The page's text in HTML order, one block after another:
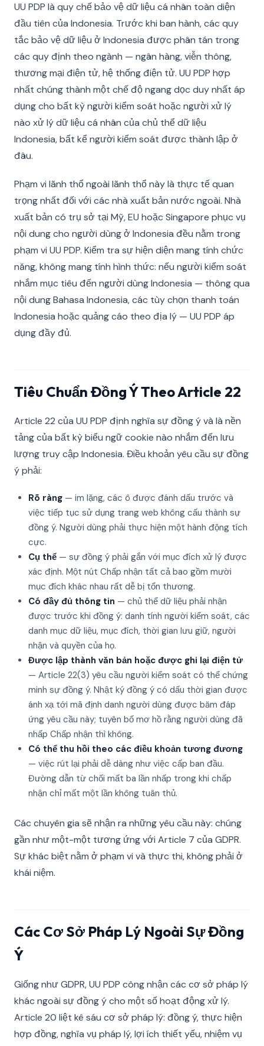
UU PDP là quy chế bảo vệ dữ liệu cá nhân toàn diện
đầu tiên của Indonesia. Trước khi ban hành, các quy
tắc bảo vệ dữ liệu ở Indonesia được phân tán trong
các quy định theo ngành — ngân hàng, viễn thông,
thương mại điện tử, hệ thống điện tử. UU PDP hợp
nhất chúng thành một chế độ ngang dọc duy nhất áp
dụng cho bất kỳ người kiểm soát hoặc người xử lý
nào xử lý dữ liệu cá nhân của chủ thể dữ liệu
Indonesia, bất kể người kiểm soát được thành lập ở
đâu.
Phạm vi lãnh thổ ngoài lãnh thổ này là thực tế quan
trọng nhất đối với các nhà xuất bản nước ngoài. Nhà
xuất bản có trụ sở tại Mỹ, EU hoặc Singapore phục vụ
nội dung cho người dùng ở Indonesia đều nằm trong
phạm vi UU PDP. Kiểm tra sự hiện diện mang tính chức
năng, không mang tính hình thức: nếu người kiểm soát
nhắm mục tiêu đến người dùng Indonesia — thông qua
nội dung Bahasa Indonesia, các tùy chọn thanh toán
Indonesia hoặc quảng cáo theo địa lý — UU PDP áp
dụng đầy đủ.
Tiêu Chuẩn Đồng Ý Theo Article 22
Article 22 của UU PDP định nghĩa sự đồng ý và là nền
tảng của bất kỳ biểu ngữ cookie nào nhắm đến lưu
lượng truy cập Indonesia. Điều khoản yêu cầu sự đồng
ý phải:
Rõ ràng — im lặng, các ô được đánh dấu trước và
việc tiếp tục sử dụng trang web không cấu thành sự
đồng ý. Người dùng phải thực hiện một hành động tích
cực.
Cụ thể — sự đồng ý phải gắn với mục đích xử lý được
xác định. Một nút Chấp nhận tất cả bao gồm mười
mục đích khác nhau rất dễ bị tổn thương.
Có đầy đủ thông tin — chủ thể dữ liệu phải nhận
được trước khi đồng ý: danh tính người kiểm soát, các
danh mục dữ liệu, mục đích, thời gian lưu giữ, người
nhận và quyền của họ.
Được lập thành văn bản hoặc được ghi lại điện tử
— Article 22(3) yêu cầu người kiểm soát có thể chứng
minh sự đồng ý. Nhật ký đồng ý có dấu thời gian được
ánh xạ tới mã định danh người dùng được băm đáp
ứng yêu cầu này; tuyên bố mơ hồ rằng người dùng đã
nhấp Chấp nhận thì không.
Có thể thu hồi theo các điều khoản tương đương
— việc rút lại phải dễ dàng như việc cấp ban đầu.
Đường dẫn từ chối mất ba lần nhấp trong khi chấp
nhận chỉ mất một lần không tuân thủ.
Các chuyên gia sẽ nhận ra những yêu cầu này: chúng
gần như một-một tương ứng với Article 7 của GDPR.
Sự khác biệt nằm ở phạm vi và thực thi, không phải ở
khái niệm.
Các Cơ Sở Pháp Lý Ngoài Sự Đồng
Ý
Giống như GDPR, UU PDP công nhận các cơ sở pháp lý
khác ngoài sự đồng ý cho một số hoạt động xử lý.
Article 20 liệt kê sáu cơ sở pháp lý: đồng ý, thực hiện
hợp đồng, nghĩa vụ pháp lý, lợi ích thiết yếu, nhiệm vụ